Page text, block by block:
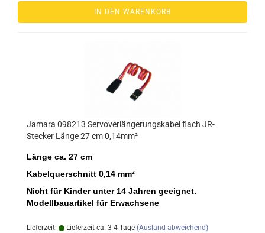
IN DEN WARENKORB
Jamara 098213 Servoverlängerungskabel flach JR-
Stecker Länge 27 cm 0,14mm²
Länge ca. 27 cm
Kabelquerschnitt 0,14 mm²
Nicht für Kinder unter 14 Jahren geeignet.
Modellbauartikel für Erwachsene
Lieferzeit: Lieferzeit ca. 3-4 Tage (Ausland abweichend)